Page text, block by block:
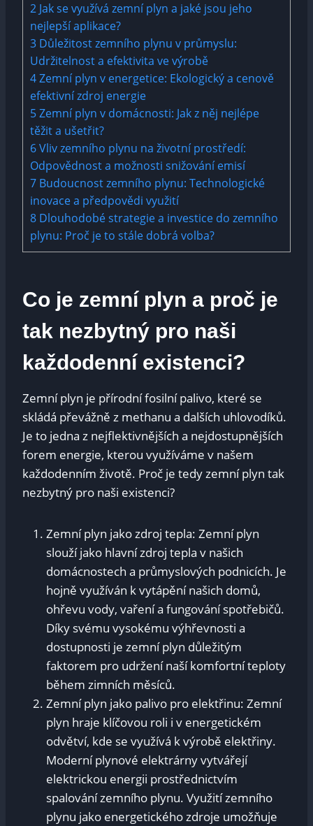
2 Jak‍ se využívá zemní plyn‌ a jaké jsou jeho
nejlepší aplikace?
3 Důležitost ‌zemního plynu v ⁣průmyslu:
Udržitelnost a efektivita ve výrobě
4Zemní ⁢plyn v energetice: Ekologický a ⁣cenově⁣
efektivní zdroj energie
5Zemní plyn v domácnosti: Jak ​z něj nejlépe
těžit‍ a ušetřit?
6Vliv zemního plynu na životní prostředí:
Odpovědnost a možnosti snižování⁤ emisí
7 Budoucnost zemního plynu: ‌Technologické
inovace a předpovědi využití
8 Dlouhodobé strategie a investice do ⁢zemního⁢
plynu: Proč je to‍ stále dobrá volba?
Co je zemní ⁣plyn​ a proč ⁢je
tak⁢ nezbytný pro naši
každodenní⁣ existenci?
Zemní plyn je‌ přírodní fosilní palivo, ⁢které se​
skládá převážně z methanu a dalších⁢ uhlovodíků.
⁢Je to jedna​ z nejflektivnějších a‌ nejdostupnějších
forem energie, kterou využíváme v‍ našem ​
každodenním životě. ‌Proč‌ je tedy ⁤zemní plyn tak
nezbytný pro naši existenci?
Zemní plyn jako zdroj tepla: Zemní⁢ plyn⁢
slouží jako ​hlavní zdroj tepla v⁤ našich
⁢domácnostech a⁤ průmyslových podnicích. Je
hojně využíván k vytápění našich domů, ​
ohřevu ⁣vody, vaření a fungování spotřebičů.
Díky svému​ vysokému výhřevnosti a
dostupnosti⁣ je⁣ zemní plyn důležitým
faktorem pro ⁣udržení ‌naší komfortní teploty
během zimních měsíců.
Zemní plyn jako ⁣palivo pro elektřinu: Zemní
plyn hraje klíčovou⁣ roli i⁣ v energetickém
odvětví, kde se využívá k výrobě elektřiny.
⁣Moderní plynové⁢ elektrárny vytvářejí‌
elektrickou energii⁢ prostřednictvím
spalování zemního⁢ plynu. ⁢Využití zemního
plynu jako energetického zdroje⁣ umožňuje​